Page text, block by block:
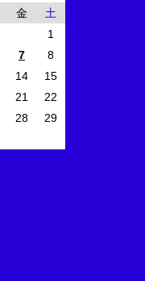
金
土
1
7
8
14
15
21
22
28
29